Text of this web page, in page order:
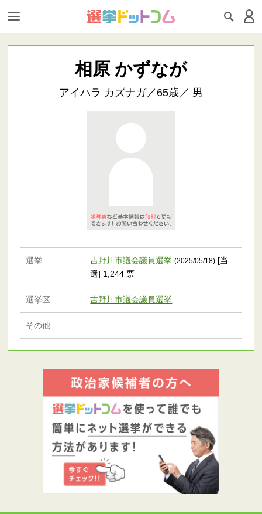
相原 かずなが
アイハラ カズナガ／65歳／ 男
選挙 吉野川市議会議員選挙 (2025/05/18) [当
選] 1,244 票
選挙区 吉野川市議会議員選挙
その他